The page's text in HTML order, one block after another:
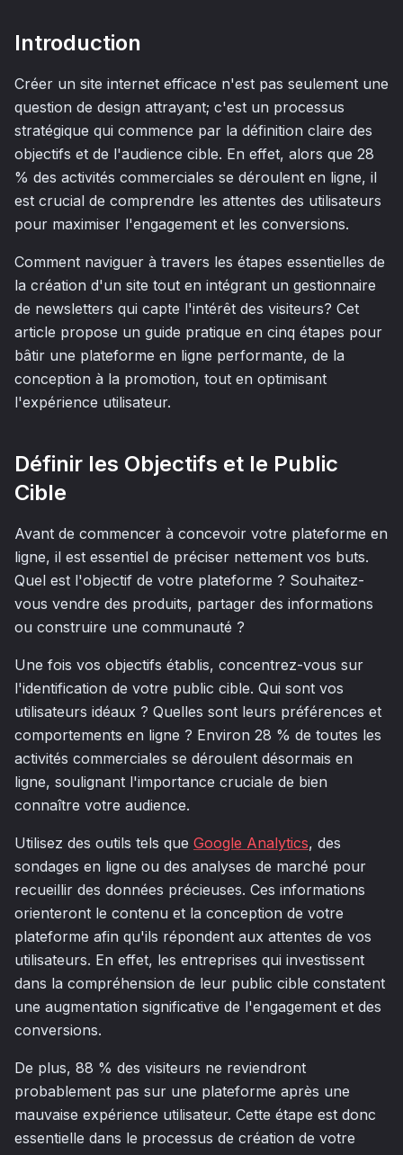
Introduction
Créer un site internet efficace n'est pas seulement une
question de design attrayant; c'est un processus
stratégique qui commence par la définition claire des
objectifs et de l'audience cible. En effet, alors que 28
% des activités commerciales se déroulent en ligne, il
est crucial de comprendre les attentes des utilisateurs
pour maximiser l'engagement et les conversions.
Comment naviguer à travers les étapes essentielles de
la création d'un site tout en intégrant un gestionnaire
de newsletters qui capte l'intérêt des visiteurs? Cet
article propose un guide pratique en cinq étapes pour
bâtir une plateforme en ligne performante, de la
conception à la promotion, tout en optimisant
l'expérience utilisateur.
Définir les Objectifs et le Public
Cible
Avant de commencer à concevoir votre plateforme en
ligne, il est essentiel de préciser nettement vos buts.
Quel est l'objectif de votre plateforme ? Souhaitez-
vous vendre des produits, partager des informations
ou construire une communauté ?
Une fois vos objectifs établis, concentrez-vous sur
l'identification de votre public cible. Qui sont vos
utilisateurs idéaux ? Quelles sont leurs préférences et
comportements en ligne ? Environ 28 % de toutes les
activités commerciales se déroulent désormais en
ligne, soulignant l'importance cruciale de bien
connaître votre audience.
Utilisez des outils tels que Google Analytics, des
sondages en ligne ou des analyses de marché pour
recueillir des données précieuses. Ces informations
orienteront le contenu et la conception de votre
plateforme afin qu'ils répondent aux attentes de vos
utilisateurs. En effet, les entreprises qui investissent
dans la compréhension de leur public cible constatent
une augmentation significative de l'engagement et des
conversions.
De plus, 88 % des visiteurs ne reviendront
probablement pas sur une plateforme après une
mauvaise expérience utilisateur. Cette étape est donc
essentielle dans le processus de création de votre